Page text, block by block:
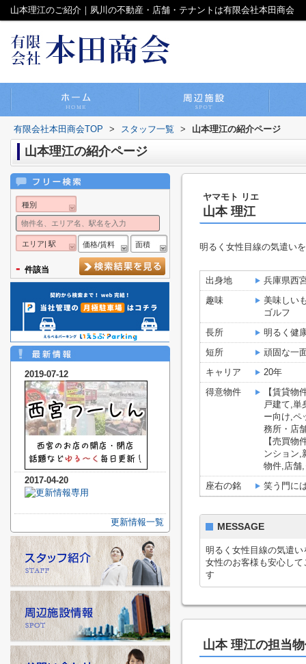
山本理江のご紹介｜夙川の不動産・店舗・テナントは有限会社本田商会
有限会社本田商会TOP > スタッフ一覧 > 山本理江の紹介ページ
山本理江の紹介ページ
ヤマモト リエ
山本 理江
明るく女性目線の気遣い
出身地
兵庫県西
趣味
美味しい
ゴルフ
長所
明るく健
短所
頑固な一
キャリア
20年
得意物件
【賃貸物
戸建て,単
ー向け,ペ
務所・店
【売買物
ンション,
物件,店舗
座右の銘
笑う門に
MESSAGE
明るく女性目線の気遣
女性のお客様も安心し
す
山本 理江の担当
種別
エリア| 駅 価格/賃料 面積
- 件該当
2019-07-12
2017-04-20
更新情報一覧